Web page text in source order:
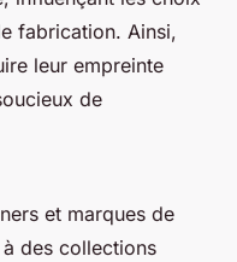
fabrication. Ainsi,
leur empreinte
de
et marques de
des collections